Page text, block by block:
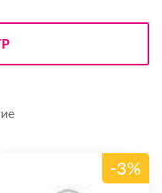
-3%